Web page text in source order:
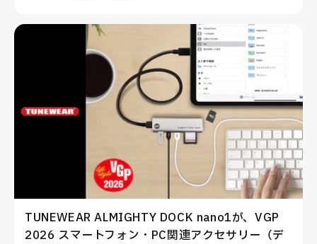
した4製品が部門賞金賞を受賞、その他多数製品も部門賞
を受賞いたしました。
TUNEWEAR ALMIGHTY DOCK nano1が、VGP
2026 スマートフォン・PC関連アクセサリー（デ